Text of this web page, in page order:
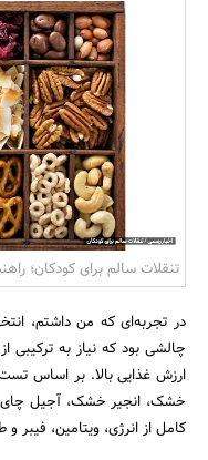
تنقلات سالم برای کودکان؛
در تجربه‌ای که من داشتم،
چالشی بود که نیاز به
ارزش غذایی بالا. بر اساس
خشک، انجیر خشک، آجیل
کامل از انرژی، ویتامین،